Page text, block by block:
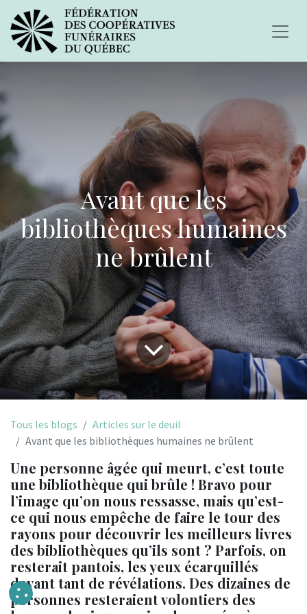
Avant que les
bibliothèques humaines
ne brûlent
Tous les blogs
Articles sur le deuil
Avant que les bibliothèques humaines ne brûlent
Une personne âgée qui meurt, c’est toute
une bibliothèque qui brûle ! Bravo pour
l’image qu’on nous ressasse, mais qu’est-
ce qui nous empêche de faire le tour des
rayons pour découvrir les meilleurs livres
des bibliothèques qu’ils sont ? Parfois, on
resterait pantois, les yeux écarquillés
devant tant de révélations. Des dizaines de
personnes resteraient volontiers des